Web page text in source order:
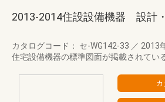
2013-2014住設設備機器 設計
カタログコード： セ-WG142-33 ／ 2013
住宅設備機器の標準図面が掲載されてい